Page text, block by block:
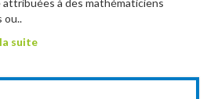
à des mathématiciens
ou..
suite